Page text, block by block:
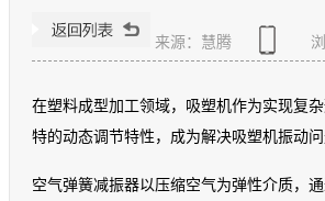
来源：慧腾
在塑料成型加工领域，吸塑机作为实现复
特的动态调节特性，成为解决吸塑机振动
空气弹簧减振器以压缩空气为弹性介质，